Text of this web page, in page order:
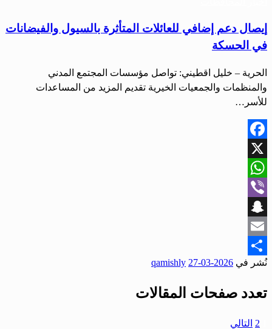
إيصال دعم إضافي للعائلات المتأثرة بالسيول والفيضانات
في الحسكة
الحرية – خليل اقطيني: تواصل مؤسسات المجتمع المدني
والمنظمات والجمعيات الخيرية تقديم المزيد من المساعدات
للأسر…
Facebook
X
WhatsApp
Viber
Snapchat
Email
Share
نُشر في 2026-03-27
qamishly
تعدد صفحات المقالات
2 التالي